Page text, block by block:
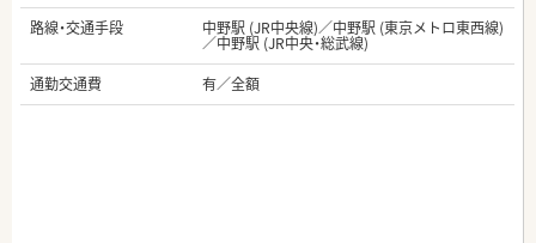
路線・交通手段 中野駅 (JR中央線)／中野駅 (東京メトロ東西線)
／中野駅 (JR中央・総武線)
通勤交通費
有／全額